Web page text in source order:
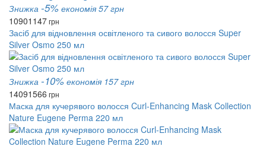
Знижка -5% економія 57 грн
10901147грн
Засіб для відновлення освітленого та сивого волосся Super
Silver Osmo 250 мл
Знижка -10% економія 157 грн
14091566 грн
Маска для кучерявого волосся Curl-Enhancing Mask Collection
Nature Eugene Perma 220 мл